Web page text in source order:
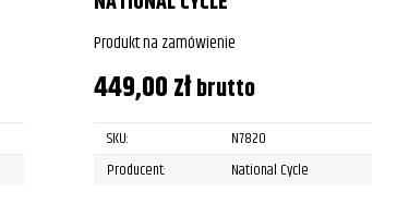
Produkt na zamówienie
449,00złbrutto
SKU:
N7820
Producent:
National Cycle